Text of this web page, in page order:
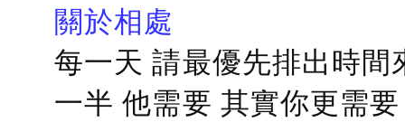
關於相處
每一天 請最優先排出時
一半 他需要 其實你更需要